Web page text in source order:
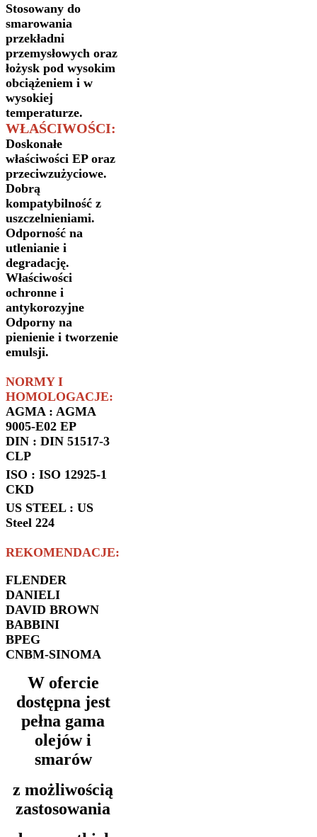
Stosowany do
smarowania
przekładni
przemysłowych oraz
łożysk pod wysokim
obciążeniem i w
wysokiej
temperaturze.
WŁAŚCIWOŚCI:
Doskonałe
właściwości EP oraz
przeciwzużyciowe.
Dobrą
kompatybilność z
uszczelnieniami.
Odporność na
utlenianie i
degradację.
Właściwości
ochronne i
antykorozyjne
Odporny na
pienienie i tworzenie
emulsji.
NORMY I
HOMOLOGACJE:
AGMA : AGMA
9005-E02 EP
DIN : DIN 51517-3
CLP
ISO : ISO 12925-1
CKD
US STEEL : US
Steel 224
REKOMENDACJE:
FLENDER
DANIELI
DAVID BROWN
BABBINI
BPEG
CNBM-SINOMA
W ofercie
dostępna jest
pełna gama
olejów i
smarów
z możliwością
zastosowania